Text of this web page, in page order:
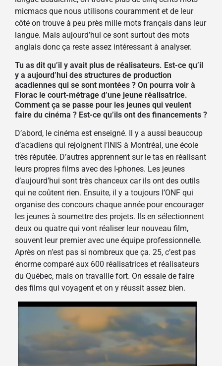
micmacs que nous utilisons couramment et de leur
côté on trouve à peu près mille mots français dans leur
langue. Mais aujourd’hui ce sont surtout des mots
anglais donc ça reste assez intéressant à analyser.
Tu as dit qu’il y avait plus de réalisateurs. Est-ce qu’il
y a aujourd’hui des structures de production
acadiennes qui se sont montées ? On pourra voir à
Florac le court-métrage d’une jeune réalisatrice.
Comment ça se passe pour les jeunes qui veulent
faire du cinéma ? Est-ce qu’ils ont des financements ?
D’abord, le cinéma est enseigné. Il y a aussi beaucoup
d’acadiens qui rejoignent l’INIS à Montréal, une école
très réputée. D’autres apprennent sur le tas en réalisant
leurs propres films avec des I-phones. Les jeunes
d’aujourd’hui sont très chanceux car ils ont des outils
qui ne coûtent rien. Ensuite, il y a toujours l’ONF qui
organise des concours chaque année pour encourager
les jeunes à soumettre des projets. Ils en sélectionnent
deux ou quatre qui vont réaliser leur nouveau film,
souvent leur premier avec une équipe professionnelle.
Après on n’est pas si nombreux que ça. 25, c’est pas
énorme comparé aux 600 réalisatrices et réalisateurs
du Québec, mais on travaille fort. On essaie de faire
des films qui voyagent et on y réussit assez bien.